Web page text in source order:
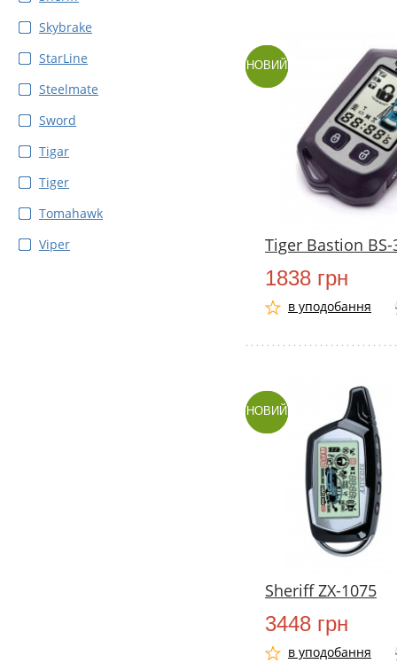
Skybrake
StarLine
Steelmate
Sword
Tigar
Tiger
Tomahawk
Viper
НОВИЙ
Tiger Bastion BS-
1838 грн
в уподобання
НОВИЙ
Sheriff ZX-1075
3448 грн
в уподобання